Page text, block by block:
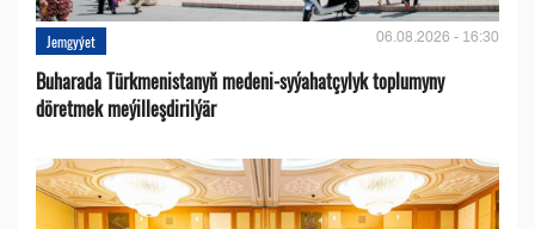
Jemgyýet 06.08.2026 - 16:30
Buharada Türkmenistanyň medeni-syýahatçylyk toplumyny
döretmek meýilleşdirilýär